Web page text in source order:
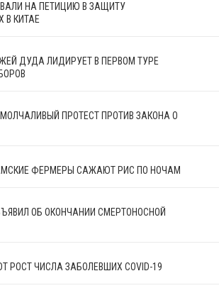
НА ПЕТИЦИЮ В ЗАЩИТУ
В КИТАЕ
ДУДА ЛИДИРУЕТ В ПЕРВОМ ТУРЕ
ПРОТЕСТ ПРОТИВ ЗАКОНА О
ФЕРМЕРЫ САЖАЮТ РИС ПО НОЧАМ
ОБ ОКОНЧАНИИ СМЕРТОНОСНОЙ
РОСТ ЧИСЛА ЗАБОЛЕВШИХ COVID-19